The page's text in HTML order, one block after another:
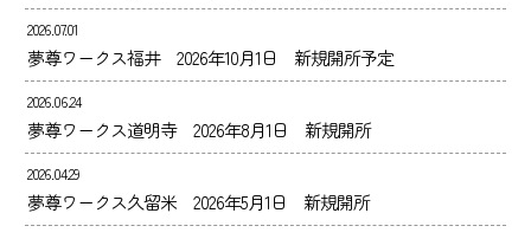
2026.07.01
夢尊ワークス福井 2026年10月1日 新規開所予定
2026.06.24
夢尊ワークス道明寺 2026年8月1日 新規開所
2026.04.29
夢尊ワークス久留米 2026年5月1日 新規開所